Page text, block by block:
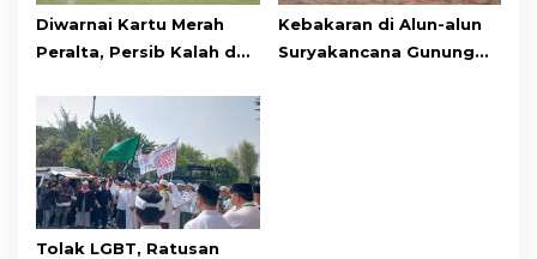
Diwarnai Kartu Merah
Peralta, Persib Kalah dari
Adu Penalti
Kebakaran di Alun-alun
Suryakancana Gunung
Tolak LGBT, Ratusan